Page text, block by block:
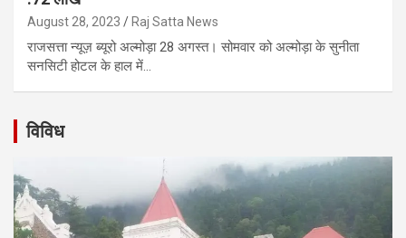
August 28, 2023 Raj Satta News
राजसत्ता न्यूज़ ब्यूरो अल्मोड़ा 28 अगस्त। सोमवार को अल्मोड़ा के सुनीता
सनसिटी होटल के हाल में…
विविध